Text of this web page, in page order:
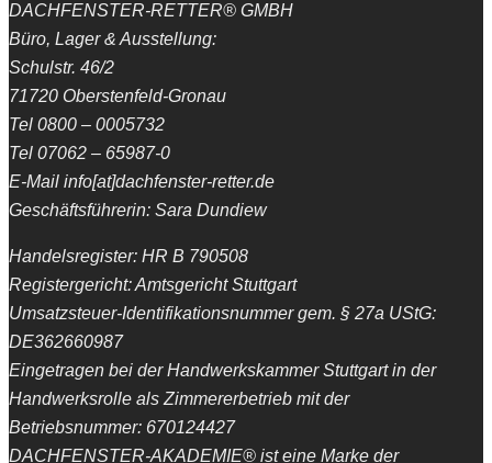
DACHFENSTER-RETTER® GMBH
Büro, Lager & Ausstellung:
Schulstr. 46/2
71720 Oberstenfeld-Gronau
Tel 0800 – 0005732
Tel 07062 – 65987-0
E-Mail info[at]dachfenster-retter.de
Geschäftsführerin: Sara Dundiew
Handelsregister: HR B 790508
Registergericht: Amtsgericht Stuttgart
Umsatzsteuer-Identifikationsnummer gem. § 27a UStG:
DE362660987
Eingetragen bei der Handwerkskammer Stuttgart in der
Handwerksrolle als Zimmererbetrieb mit der
Betriebsnummer: 670124427
DACHFENSTER-AKADEMIE® ist eine Marke der